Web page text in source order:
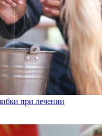
при лечении